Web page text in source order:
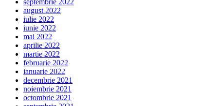
septembrie 2022
august 2022
iulie 2022
iunie 2022
mai 2022
aprilie 2022
martie 2022
februarie 2022
ianuarie 2022
decembrie 2021
noiembrie 2021
octombrie 2021